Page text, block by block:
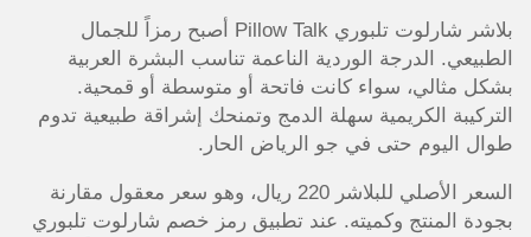
بلاشر شارلوت تلبوري Pillow Talk أصبح رمزاً للجمال
الطبيعي. الدرجة الوردية الناعمة تناسب البشرة العربية
بشكل مثالي، سواء كانت فاتحة أو متوسطة أو قمحية.
التركيبة الكريمية سهلة الدمج وتمنحك إشراقة طبيعية تدوم
طوال اليوم حتى في جو الرياض الحار.
السعر الأصلي للبلاشر 220 ريال، وهو سعر معقول مقارنة
بجودة المنتج وكميته. عند تطبيق رمز خصم شارلوت تلبوري